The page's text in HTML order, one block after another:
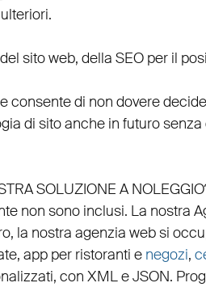
sito web, della SEOper il
e consente di non dovere
di sito anche in futuro
SOLUZIONE A
non sono inclusi. La nostra
la nostra agenzia websi
, app per ristoranti e negozi,
, con XMLeJSON.